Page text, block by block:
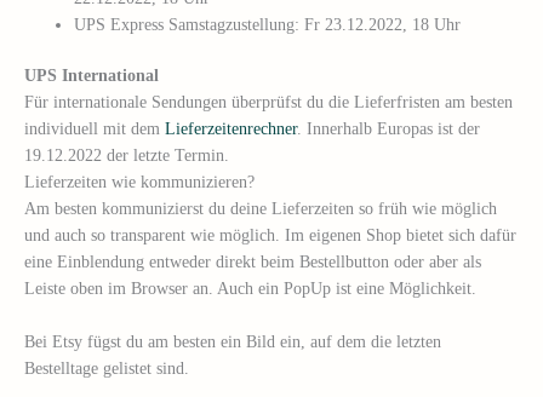
UPS Express Samstagzustellung: Fr 23.12.2022, 18 Uhr
UPS International
Für internationale Sendungen überprüfst du die Lieferfristen am besten
individuell mit dem Lieferzeitenrechner. Innerhalb Europas ist der
19.12.2022 der letzte Termin.
Lieferzeiten wie kommunizieren?
Am besten kommunizierst du deine Lieferzeiten so früh wie möglich
und auch so transparent wie möglich. Im eigenen Shop bietet sich dafür
eine Einblendung entweder direkt beim Bestellbutton oder aber als
Leiste oben im Browser an. Auch ein PopUp ist eine Möglichkeit.
Bei Etsy fügst du am besten ein Bild ein, auf dem die letzten
Bestelltage gelistet sind.